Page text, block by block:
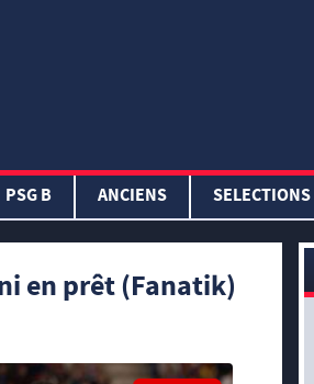
PSG B ANCIENS SELECTIONS
en prêt (Fanatik)